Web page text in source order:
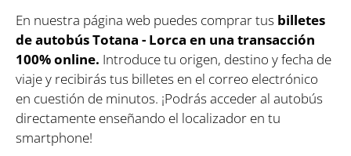
En nuestra página web puedes comprar tus billetes
de autobús Totana - Lorca en una transacción
100% online. Introduce tu origen, destino y fecha de
viaje y recibirás tus billetes en el correo electrónico
en cuestión de minutos. ¡Podrás acceder al autobús
directamente enseñando el localizador en tu
smartphone!